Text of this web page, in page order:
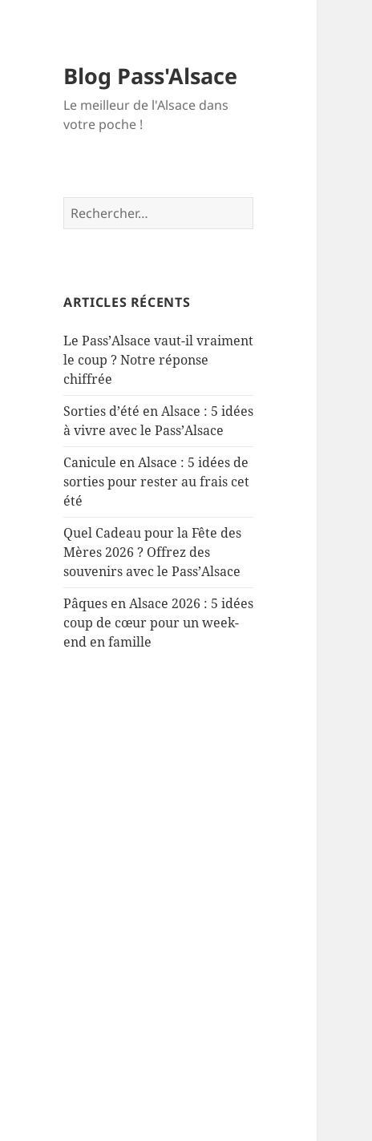
Blog Pass'Alsace
Le meilleur de l'Alsace dans
votre poche !
Rechercher :
ARTICLES RÉCENTS
Le Pass’Alsace vaut-il vraiment
le coup ? Notre réponse
chiffrée
Sorties d’été en Alsace : 5 idées
à vivre avec le Pass’Alsace
Canicule en Alsace : 5 idées de
sorties pour rester au frais cet
été
Quel Cadeau pour la Fête des
Mères 2026 ? Offrez des
souvenirs avec le Pass’Alsace
Pâques en Alsace 2026 : 5 idées
coup de cœur pour un week-
end en famille